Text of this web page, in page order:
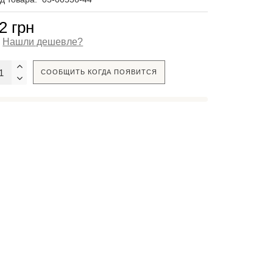
грн
Нашли дешевле?
СООБЩИТЬ КОГДА ПОЯВИТСЯ